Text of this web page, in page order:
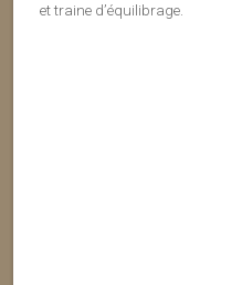
et traine d’équilibrage.